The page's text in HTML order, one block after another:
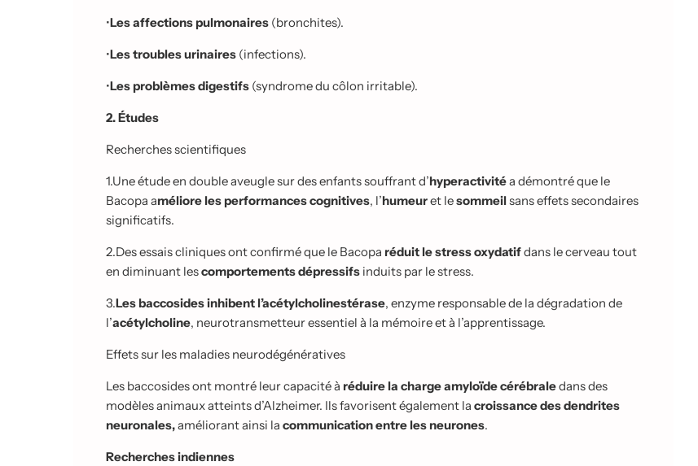
•Les affections pulmonaires (bronchites).
•Les troubles urinaires (infections).
•Les problèmes digestifs (syndrome du côlon irritable).
2. Études
Recherches scientifiques
1.Une étude en double aveugle sur des enfants souffrant d’hyperactivitéa démontré que le
Bacopa améliore les performances cognitives, l’humeuret lesommeilsans effets secondaires
significatifs.
2.Des essais cliniques ont confirmé que le Bacopa réduit le stress oxydatifdans le cerveau tout
en diminuant lescomportements dépressifs induits par le stress.
3.Les baccosides inhibent l’acétylcholinestérase, enzyme responsable de la dégradation de
l’acétylcholine, neurotransmetteur essentiel à la mémoire et à l’apprentissage.
Effets sur les maladies neurodégénératives
Les baccosides ont montré leur capacité à réduire la charge amyloïde cérébraledans des
modèles animaux atteints d’Alzheimer. Ils favorisent également lacroissance des dendrites
neuronales,améliorant ainsi lacommunication entre les neurones.
Recherches indiennes